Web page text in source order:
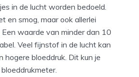
in de lucht worden bedoeld.
en smog, maar ook allerlei
waarde van minder dan 10
Veel fijnstof in de lucht kan
hogere bloeddruk. Dit kun je